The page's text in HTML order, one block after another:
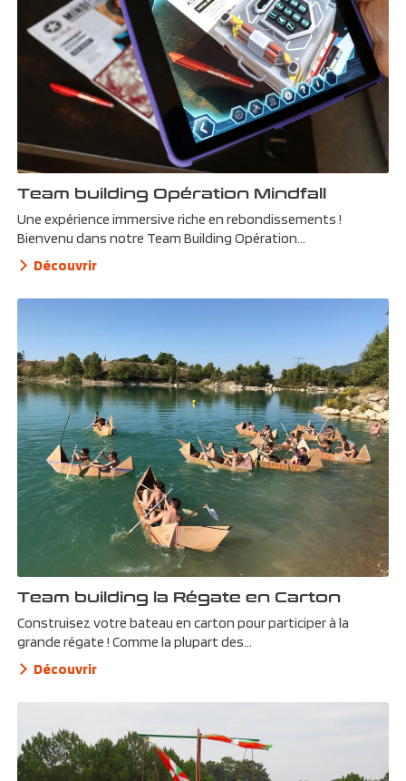
Team building Opération Mindfall
Une expérience immersive riche en rebondissements !
Bienvenu dans notre Team Building Opération...
Découvrir
Team building la Régate en Carton
Construisez votre bateau en carton pour participer à la
grande régate ! Comme la plupart des...
Découvrir